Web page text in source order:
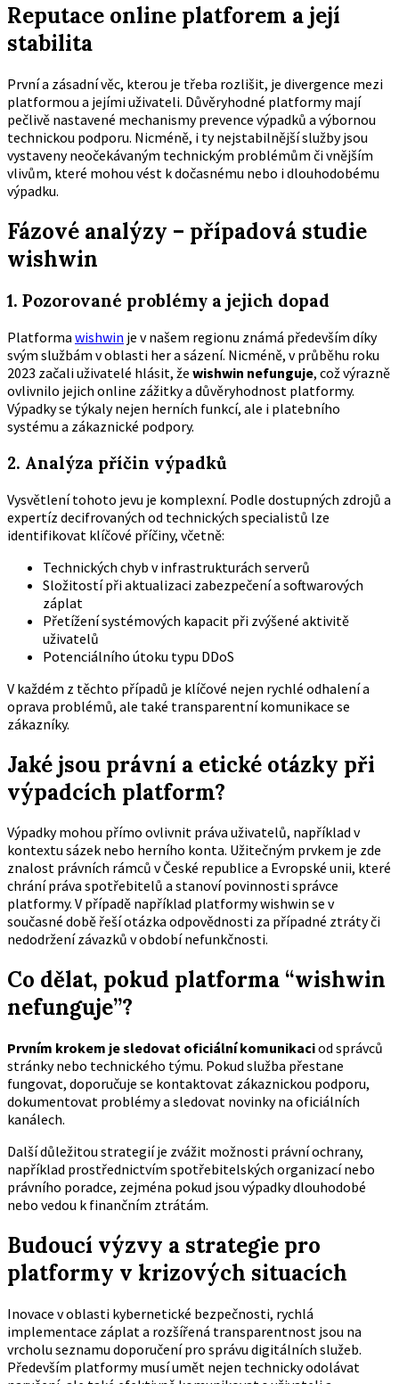
Reputace online platforem a její
stabilita
První a zásadní věc, kterou je třeba rozlišit, je divergence mezi
platformou a jejími uživateli. Důvěryhodné platformy mají
pečlivě nastavené mechanismy prevence výpadků a výbornou
technickou podporu. Nicméně, i ty nejstabilnější služby jsou
vystaveny neočekávaným technickým problémům či vnějším
vlivům, které mohou vést k dočasnému nebo i dlouhodobému
výpadku.
Fázové analýzy – případová studie
wishwin
1. Pozorované problémy a jejich dopad
Platforma wishwin je v našem regionu známá především díky
svým službám v oblasti her a sázení. Nicméně, v průběhu roku
2023 začali uživatelé hlásit, že wishwin nefunguje, což výrazně
ovlivnilo jejich online zážitky a důvěryhodnost platformy.
Výpadky se týkaly nejen herních funkcí, ale i platebního
systému a zákaznické podpory.
2. Analýza příčin výpadků
Vysvětlení tohoto jevu je komplexní. Podle dostupných zdrojů a
expertíz decifrovaných od technických specialistů lze
identifikovat klíčové příčiny, včetně:
Technických chyb v infrastrukturách serverů
Složitostí při aktualizaci zabezpečení a softwarových
záplat
Přetížení systémových kapacit při zvýšené aktivitě
uživatelů
Potenciálního útoku typu DDoS
V každém z těchto případů je klíčové nejen rychlé odhalení a
oprava problémů, ale také transparentní komunikace se
zákazníky.
Jaké jsou právní a etické otázky při
výpadcích platform?
Výpadky mohou přímo ovlivnit práva uživatelů, například v
kontextu sázek nebo herního konta. Užitečným prvkem je zde
znalost právních rámců v České republice a Evropské unii, které
chrání práva spotřebitelů a stanoví povinnosti správce
platformy. V případě například platformy wishwin se v
současné době řeší otázka odpovědnosti za případné ztráty či
nedodržení závazků v období nefunkčnosti.
Co dělat, pokud platforma “wishwin
nefunguje”?
Prvním krokem je sledovat oficiální komunikaciod správců
stránky nebo technického týmu. Pokud služba přestane
fungovat, doporučuje se kontaktovat zákaznickou podporu,
dokumentovat problémy a sledovat novinky na oficiálních
kanálech.
Další důležitou strategií je zvážit možnosti právní ochrany,
například prostřednictvím spotřebitelských organizací nebo
právního poradce, zejména pokud jsou výpadky dlouhodobé
nebo vedou k finančním ztrátám.
Budoucí výzvy a strategie pro
platformy v krizových situacích
Inovace v oblasti kybernetické bezpečnosti, rychlá
implementace záplat a rozšířená transparentnost jsou na
vrcholu seznamu doporučení pro správu digitálních služeb.
Především platformy musí umět nejen technicky odolávat